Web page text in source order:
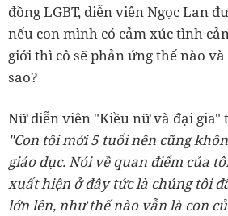
đồng LGBT, diễn viên Ngọc Lan
nếu con mình có cảm xúc tình
giới thì cô sẽ phản ứng thế nào
sao?
Nữ diễn viên "Kiều nữ và đại gia"
"Con tôi mới 5 tuổi nên cũng
giáo dục. Nói về quan điểm của
xuất hiện ở đây tức là chúng tôi
lớn lên, như thế nào vẫn là con